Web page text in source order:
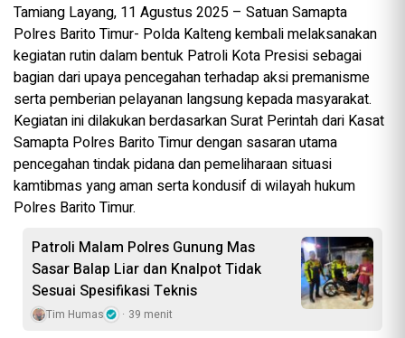
Tamiang Layang, 11 Agustus 2025 – Satuan Samapta
Polres Barito Timur- Polda Kalteng kembali melaksanakan
kegiatan rutin dalam bentuk Patroli Kota Presisi sebagai
bagian dari upaya pencegahan terhadap aksi premanisme
serta pemberian pelayanan langsung kepada masyarakat.
Kegiatan ini dilakukan berdasarkan Surat Perintah dari Kasat
Samapta Polres Barito Timur dengan sasaran utama
pencegahan tindak pidana dan pemeliharaan situasi
kamtibmas yang aman serta kondusif di wilayah hukum
Polres Barito Timur.
Patroli Malam Polres Gunung Mas
Sasar Balap Liar dan Knalpot Tidak
Sesuai Spesifikasi Teknis
Tim Humas 39 menit